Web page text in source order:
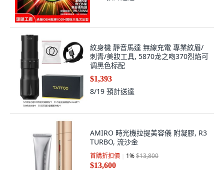
紋身機 靜音馬達 無線充電 專業紋眉/
刺青/美妝工具, 5870龙之吻370烈焰可
调黑色标配
$1,393
8/19 預計送達
AMIRO 時光機拉提美容儀 附凝膠, R3
TURBO, 流沙金
首購折扣價 1%$13,800
$13,600